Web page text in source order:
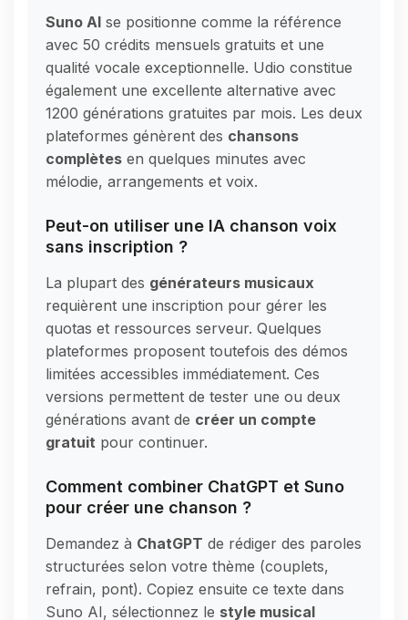
Suno AI se positionne comme la référence
avec 50 crédits mensuels gratuits et une
qualité vocale exceptionnelle. Udio constitue
également une excellente alternative avec
1200 générations gratuites par mois. Les deux
plateformes génèrent des chansons
complètes en quelques minutes avec
mélodie, arrangements et voix.
Peut-on utiliser une IA chanson voix
sans inscription ?
La plupart des générateurs musicaux
requièrent une inscription pour gérer les
quotas et ressources serveur. Quelques
plateformes proposent toutefois des démos
limitées accessibles immédiatement. Ces
versions permettent de tester une ou deux
générations avant de créer un compte
gratuit pour continuer.
Comment combiner ChatGPT et Suno
pour créer une chanson ?
Demandez à ChatGPT de rédiger des paroles
structurées selon votre thème (couplets,
refrain, pont). Copiez ensuite ce texte dans
Suno AI, sélectionnez le style musical